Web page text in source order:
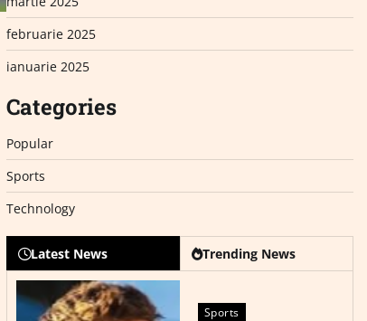
februarie 2025
ianuarie 2025
Categories
Popular
Sports
Technology
Latest News Trending News
Sports